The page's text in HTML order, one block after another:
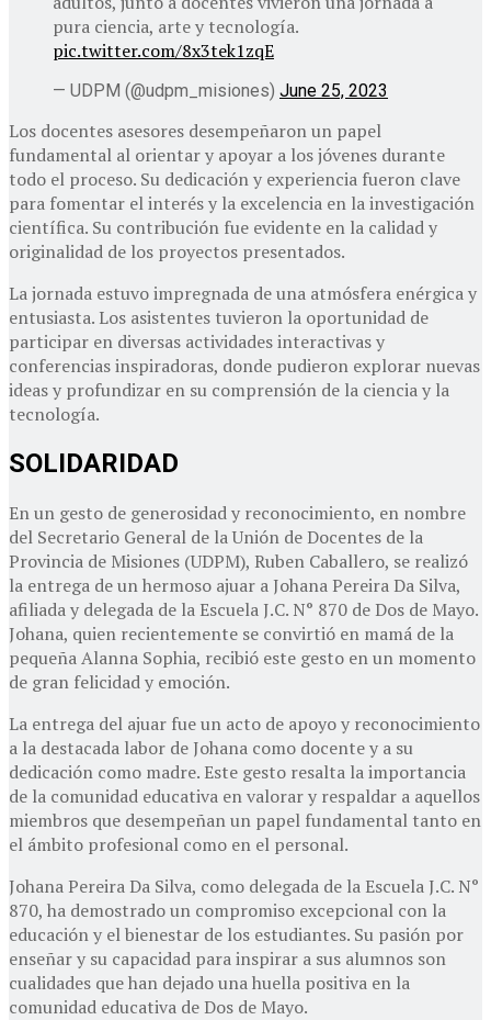
pura ciencia, arte y tecnología.
pic.twitter.com/8x3tek1zqE
— UDPM (@udpm_misiones) June 25, 2023
Los docentes asesores desempeñaron un papel
fundamental al orientar y apoyar a los jóvenes durante
todo el proceso. Su dedicación y experiencia fueron clave
para fomentar el interés y la excelencia en la investigación
científica. Su contribución fue evidente en la calidad y
originalidad de los proyectos presentados.
La jornada estuvo impregnada de una atmósfera enérgica y
entusiasta. Los asistentes tuvieron la oportunidad de
participar en diversas actividades interactivas y
conferencias inspiradoras, donde pudieron explorar nuevas
ideas y profundizar en su comprensión de la ciencia y la
tecnología.
SOLIDARIDAD
En un gesto de generosidad y reconocimiento, en nombre
del Secretario General de la Unión de Docentes de la
Provincia de Misiones (UDPM), Ruben Caballero, se realizó
la entrega de un hermoso ajuar a Johana Pereira Da Silva,
afiliada y delegada de la Escuela J.C. N° 870 de Dos de Mayo.
Johana, quien recientemente se convirtió en mamá de la
pequeña Alanna Sophia, recibió este gesto en un momento
de gran felicidad y emoción.
La entrega del ajuar fue un acto de apoyo y reconocimiento
a la destacada labor de Johana como docente y a su
dedicación como madre. Este gesto resalta la importancia
de la comunidad educativa en valorar y respaldar a aquellos
miembros que desempeñan un papel fundamental tanto en
el ámbito profesional como en el personal.
Johana Pereira Da Silva, como delegada de la Escuela J.C. N°
870, ha demostrado un compromiso excepcional con la
educación y el bienestar de los estudiantes. Su pasión por
enseñar y su capacidad para inspirar a sus alumnos son
cualidades que han dejado una huella positiva en la
comunidad educativa de Dos de Mayo.